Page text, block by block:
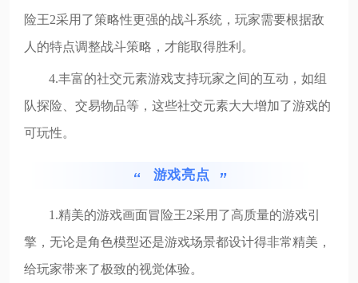
险王2采用了策略性更强的战斗系统，玩家需要根据敌
人的特点调整战斗策略，才能取得胜利。
4.丰富的社交元素游戏支持玩家之间的互动，如组
队探险、交易物品等，这些社交元素大大增加了游戏的
可玩性。
游戏亮点
1.精美的游戏画面冒险王2采用了高质量的游戏引
擎，无论是角色模型还是游戏场景都设计得非常精美，
给玩家带来了极致的视觉体验。